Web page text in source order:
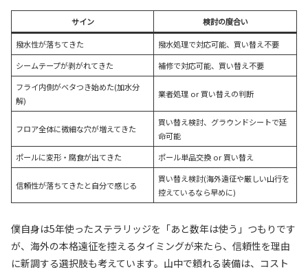
サイン 検討の度合い
撥水性が落ちてきた
撥水処理で対応可能、買い替え不要
シームテープが剥がれてきた
補修で対応可能、買い替え不要
フライ内側がベタつき始めた(加水分
解)
業者処理 or 買い替えの判断
フロア全体に微細な穴が増えてきた
買い替え検討、グラウンドシートで延
命可能
ポールに変形・腐食が出てきた
ポール単品交換 or 買い替え
信頼性が落ちてきたと自分で感じる
買い替え検討(海外遠征や厳しい山行を
控えているなら早めに)
僕自身は5年使ったステラリッジを「あと数年は使う」つもりです
が、海外の本格遠征を控えるタイミングが来たら、信頼性を理由
に新調する選択肢も考えています。山中で頼れる装備は、コスト